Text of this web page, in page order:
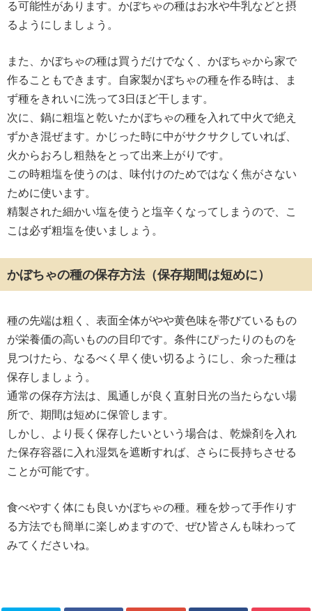
る可能性があります。かぼちゃの種はお水や牛乳などと摂
るようにしましょう。
また、かぼちゃの種は買うだけでなく、かぼちゃから家で
作ることもできます。自家製かぼちゃの種を作る時は、ま
ず種をきれいに洗って3日ほど干します。
次に、鍋に粗塩と乾いたかぼちゃの種を入れて中火で絶え
ずかき混ぜます。かじった時に中がサクサクしていれば、
火からおろし粗熱をとって出来上がりです。
この時粗塩を使うのは、味付けのためではなく焦がさない
ために使います。
精製された細かい塩を使うと塩辛くなってしまうので、こ
こは必ず粗塩を使いましょう。
かぼちゃの種の保存方法（保存期間は短めに）
種の先端は粗く、表面全体がやや黄色味を帯びているもの
が栄養価の高いものの目印です。条件にぴったりのものを
見つけたら、なるべく早く使い切るようにし、余った種は
保存しましょう。
通常の保存方法は、風通しが良く直射日光の当たらない場
所で、期間は短めに保管します。
しかし、より長く保存したいという場合は、乾燥剤を入れ
た保存容器に入れ湿気を遮断すれば、さらに長持ちさせる
ことが可能です。
食べやすく体にも良いかぼちゃの種。種を炒って手作りす
る方法でも簡単に楽しめますので、ぜひ皆さんも味わって
みてくださいね。